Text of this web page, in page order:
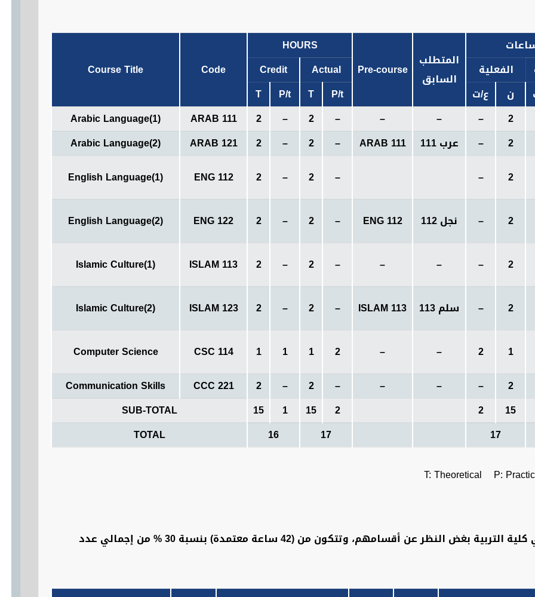
Course Title Code
HOURS
Pre-course
المتطلب
السابق
Credit Actual الفعلية
T
P/t T P/t ع/ت ن
Arabic Language(1) ARAB 111 2 – 2 – – – – 2
Arabic Language(2)
ARAB 121 2 – 2 – ARAB 111 عرب 111 – 2
English Language(1)
ENG 112 2 – 2 – – 2
English Language(2) ENG 122 2 – 2 – ENG 112 نجل112 – 2
Islamic Culture(1) ISLAM 113 2 – 2 – – – – 2
Islamic Culture(2) ISLAM 123 2 – 2 – ISLAM 113 سلم 113 – 2
Computer Science CSC 114 1 1 1 2 – – 2 1
Communication Skills
CCC 221 2 – 2 – – – – 2
SUB-TOTAL
15 1 15 2 2 15
TOTAL
16 17 17
وهي متطلبات إلزامية يدرسها جميع الطلاب في كلية التربية بغض النظر عن أقسامهم، وتتكون من (42 ساعة معتمدة) بنسبة 30 % من إجمالي عدد